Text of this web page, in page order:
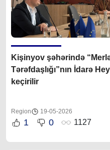
Kişinyov şəhərində
Tərəfdaşlığı”nın İdarə
keçirilir
Region 19-05-2026
1 0 1127